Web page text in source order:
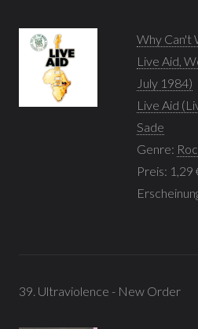
Why Can't
Live Aid,
July 1984)
Live Aid
Sade
Genre:
Preis: 1,29
39. Ultraviolence - New Order